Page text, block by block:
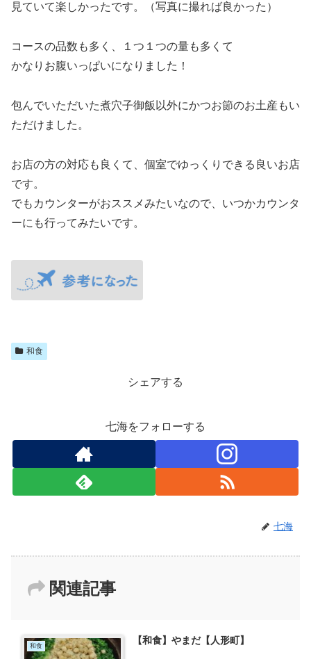
見ていて楽しかったです。（写真に撮れば良かった）
コースの品数も多く、１つ１つの量も多くて
かなりお腹いっぱいになりました！
包んでいただいた煮穴子御飯以外にかつお節のお土産もい
ただけました。
お店の方の対応も良くて、個室でゆっくりできる良いお店
です。
でもカウンターがおススメみたいなので、いつかカウンタ
ーにも行ってみたいです。
和食
シェアする
七海をフォローする
七海
関連記事
和食 【和食】やまだ【人形町】